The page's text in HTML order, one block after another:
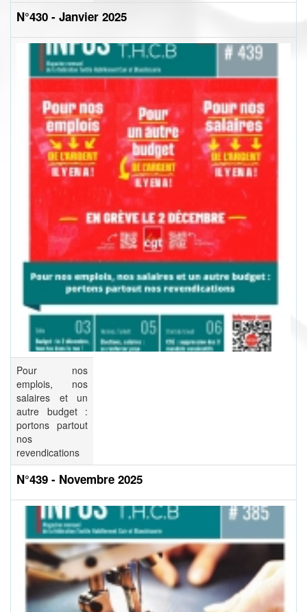
N°430 - Janvier 2025
Pour nos
emplois, nos
salaires et un
autre budget :
portons partout
nos
revendications
N°439 - Novembre 2025